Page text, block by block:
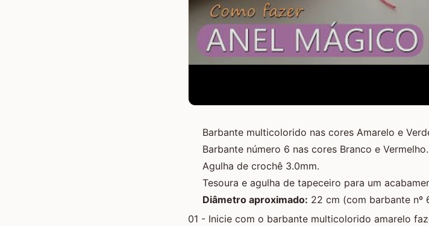
Barbante multicolorido nas cores Amarelo e
Barbante número 6 nas cores Branco e Vermelho.
Agulha de crochê 3.0mm.
Tesoura e agulha de tapeceiro para um
Diâmetro aproximado: 22 cm (com barbante nº
01 - Inicie com o barbante multicolorido amarelo